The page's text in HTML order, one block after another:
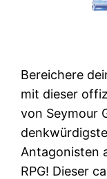
Bereichere
mit dieser
von Seymour
Antagonisten
RPG! Dieser